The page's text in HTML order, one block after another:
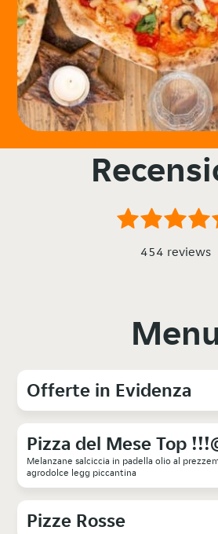
454 reviews
Offerte in Evidenza
Pizza del Mese Top
Melanzane salciccia in padella olio al prezzemolo con
agrodolce legg piccantina
Pizze Rosse